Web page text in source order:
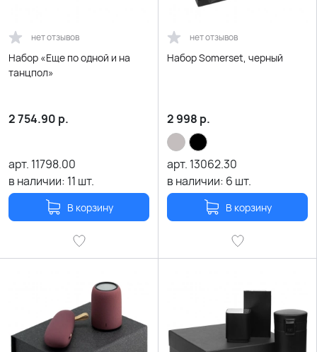
нет отзывов
Набор «Еще по одной и на
танцпол»
2 754.90 р.
арт. 11798.00
в наличии: 11 шт.
В корзину
нет отзывов
Набор Somerset, черный
2 998 р.
арт. 13062.30
в наличии: 6 шт.
В корзину